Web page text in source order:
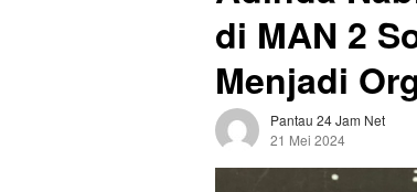
di MAN 2
Menjadi
Pantau 24 Jam Net
21 Mei 2024